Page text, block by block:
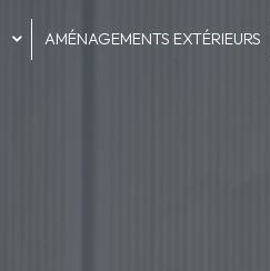
AMÉNAGEMENTS EXTÉRIEURS